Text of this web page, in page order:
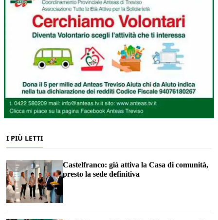
I PIÙ LETTI
Castelfranco: già attiva la Casa di comunità,
presto la sede definitiva